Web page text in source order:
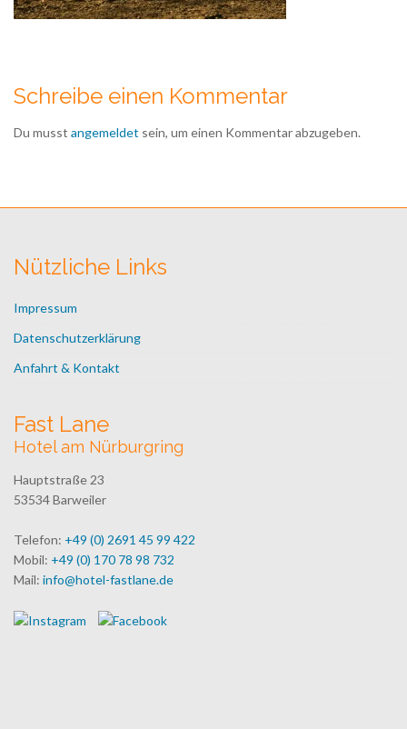
Schreibe einen Kommentar
Du musst angemeldet sein, um einen Kommentar abzugeben.
Nützliche Links
Impressum
Datenschutzerklärung
Anfahrt & Kontakt
Fast Lane
Hotel am Nürburgring
Hauptstraße 23
53534 Barweiler
Telefon: +49 (0) 2691 45 99 422
Mobil: +49 (0) 170 78 98 732
Mail: info@hotel-fastlane.de